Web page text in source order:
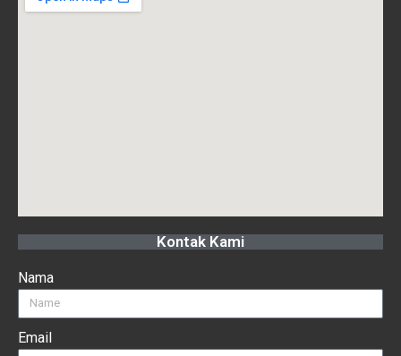
Kontak Kami
Nama
Email